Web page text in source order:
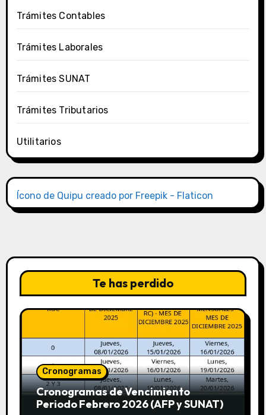
Trámites Contables
Trámites Laborales
Trámites SUNAT
Trámites Tributarios
Utilitarios
Ícono de Quipu creado por Freepik - Flaticon
Te has perdido
Cronogramas
Cronogramas de Vencimiento
Periodo Febrero 2026 (AFP y SUNAT)